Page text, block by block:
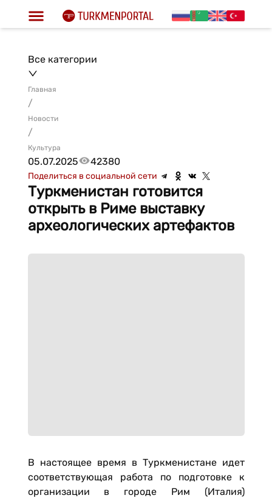
Все категории
Главная
/
Новости
/
Культура
05.07.2025 42380
Поделиться в социальной сети
Туркменистан готовится
открыть в Риме выставку
археологических артефактов
В настоящее время в Туркменистане идет
соответствующая работа по подготовке к
организации в городе Рим (Италия)